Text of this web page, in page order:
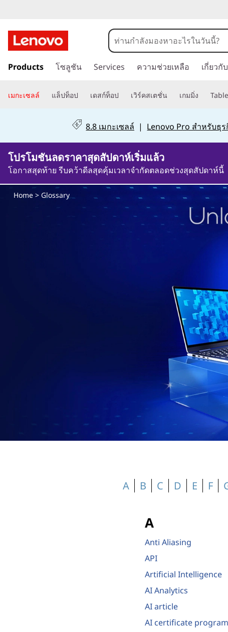
อ
กำ
ห
ด
ท
า
า
ไ
นื้
อ
ห
า
Products โซลูชัน Services ความช่วยเหลือ เกี่ยวกั
เมกะเซลล์ แล็ปท็อป เดสก์ท็อป เวิร์คสเตชั่น เกมมิ่ง
8.8 เมกะเซลล์ | Lenovo Pro สำหรับธุร
โปรโมชันลดราคาสุดสัปดาห์เริ่มแล้ว
โอกาสสุดท้าย รีบคว้าดีลสุดคุ้มเวลาจำกัดตลอดช่วงสุดสัปดาห์นี้
Home> Glossary
A B C D E F
A
Anti Aliasing
API
Artificial Intelligence
AI Analytics
AI article
AI certificate